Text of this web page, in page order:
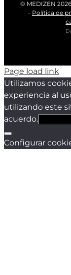
© MEDIZEN
- Política de
Page load link
Utilizamos
experiencia al
utilizando este
acuerdo.
Configurar